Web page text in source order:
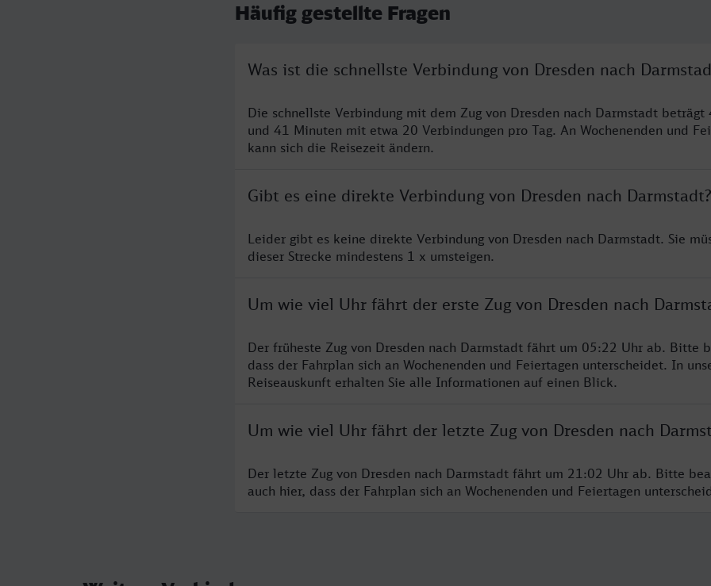
Häufig gestellte Fragen
Was ist die schnellste Verbindung von Dresden nach
Die schnellste Verbindung mit dem Zug von Dresden nach Darmstadt beträgt
und 41 Minuten mit etwa 20 Verbindungen pro Tag. An Wochenenden und
kann sich die Reisezeit ändern.
Gibt es eine direkte Verbindung von Dresden nach Darmstadt?
Leider gibt es keine direkte Verbindung von Dresden nach Darmstadt. Sie
dieser Strecke mindestens 1 x umsteigen.
Um wie viel Uhr fährt der erste Zug von Dresden nach
Der früheste Zug von Dresden nach Darmstadt fährt um 05:22 Uhr ab. Bitte
dass der Fahrplan sich an Wochenenden und Feiertagen unterscheidet. In
Reiseauskunft erhalten Sie alle Informationen auf einen Blick.
Um wie viel Uhr fährt der letzte Zug von Dresden nach
Der letzte Zug von Dresden nach Darmstadt fährt um 21:02 Uhr ab. Bitte
auch hier, dass der Fahrplan sich an Wochenenden und Feiertagen